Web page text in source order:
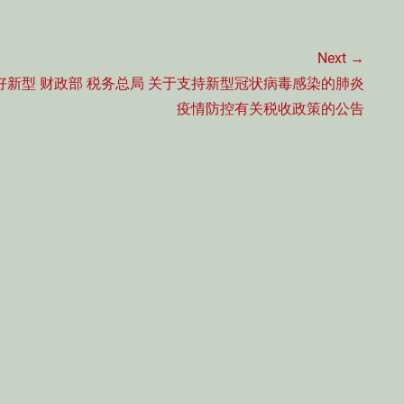
新型
Next →
Next
财政部 税务总局 关于支持新型冠状病毒感染的肺炎
疫情防控有关税收政策的公告